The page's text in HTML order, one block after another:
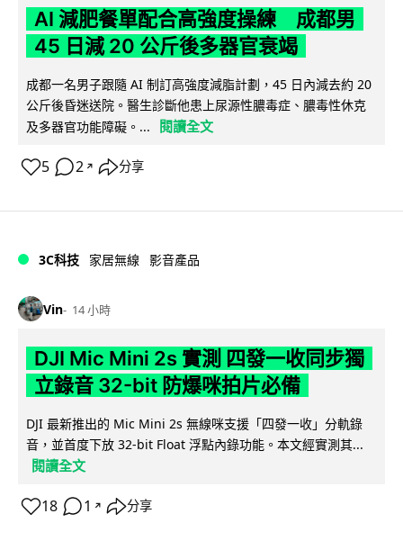
AI 減肥餐單配合高強度操練 成都男
45 日減 20 公斤後多器官衰竭
成都一名男子跟隨 AI 制訂高強度減脂計劃，45 日內減去約 20
公斤後昏迷送院。醫生診斷他患上尿源性膿毒症、膿毒性休克
及多器官功能障礙。...
閱讀全文
5 2 ↗ 分享
3C科技 家居無線 影音產品
Vin 14 小時
DJI Mic Mini 2s 實測 四發一收同步獨
立錄音 32-bit 防爆咪拍片必備
DJI 最新推出的 Mic Mini 2s 無線咪支援「四發一收」分軌錄
音，並首度下放 32-bit Float 浮點內錄功能。本文經實測其...
閱讀全文
18 1 ↗ 分享